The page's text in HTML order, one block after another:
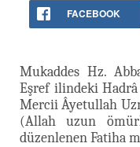
FACEBOOK
Mukaddes Hz.
Eşref ilindeki
Mercii Âyetullah
(Allah uzun
düzenlenen Fatiha